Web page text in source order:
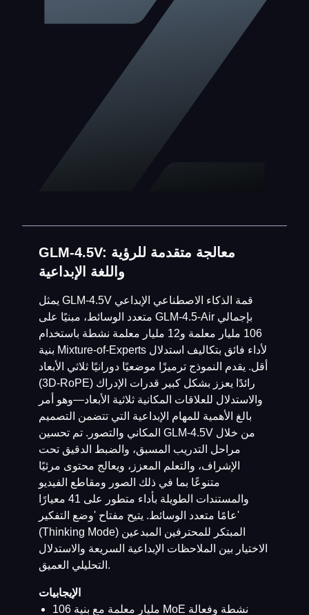
GLM-4.5V: معالجة متقدمة للرؤية
واللغة الإبداعية
يمثل GLM-4.5V قمة الذكاء الاصطناعي الإبداعي
متعدد الوسائط، مبنيًا على GLM-4.5-Air بإجمالي
106 مليار معلمة و12 مليار معلمة نشطة باستخدام
بنية Mixture-of-Experts لأداء فائق بتكاليف استدلال
أقل. يقدم النموذج ترميزًا موضعيًا دورانيًا ثلاثي الأبعاد
(3D-RoPE) رائدًا يعزز بشكل كبير قدرات الإدراك
والاستدلال للعلاقات المكانية ثلاثية الأبعاد—وهو أمر
بالغ الأهمية للمهام الإبداعية التي تتضمن التصميم
المكاني والتصور. تم تحسين GLM-4.5V من خلال
مراحل التدريب المسبق، والضبط الدقيق تحت
الإشراف، والتعلم المعزز، ويعالج محتوى مرئيًا
متنوعًا بما في ذلك الصور ومقاطع الفيديو
والمستندات الطويلة بأداء متطور على 41 معيارًا
عامًا متعدد الوسائط. يتيح مفتاح 'وضع التفكير'
(Thinking Mode) المبتكر للمحترفين المبدعين
الاختيار بين الملاحظات الإبداعية السريعة والاستدلال
التحليلي العميق.
الإيجابيات
106 مليار معلمة مع بنية MoE نشطة وفعالة